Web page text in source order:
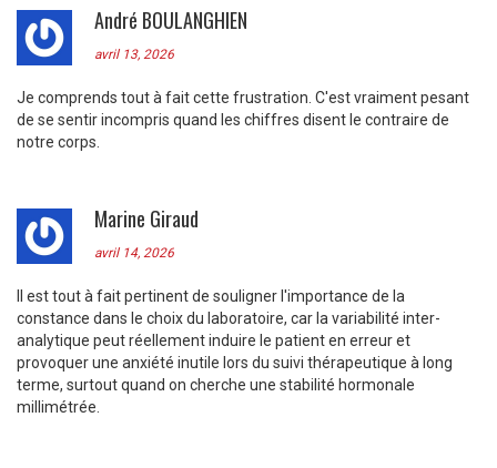
André BOULANGHIEN
avril 13, 2026
Je comprends tout à fait cette frustration. C'est vraiment pesant
de se sentir incompris quand les chiffres disent le contraire de
notre corps.
Marine Giraud
avril 14, 2026
Il est tout à fait pertinent de souligner l'importance de la
constance dans le choix du laboratoire, car la variabilité inter-
analytique peut réellement induire le patient en erreur et
provoquer une anxiété inutile lors du suivi thérapeutique à long
terme, surtout quand on cherche une stabilité hormonale
millimétrée.